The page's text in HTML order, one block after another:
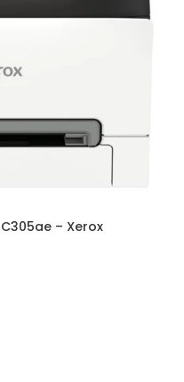
– Xerox